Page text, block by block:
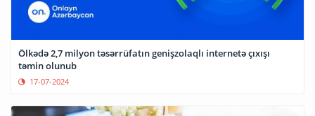
Ölkədə 2,7 milyon təsərrüfatın genişzolaqlı internetə çıxışı
təmin olunub
17-07-2024